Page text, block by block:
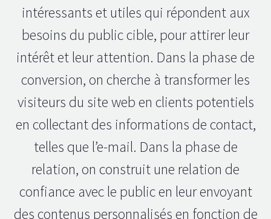
intéressants et utiles qui répondent aux
besoins du public cible, pour attirer leur
intérêt et leur attention. Dans la phase de
conversion, on cherche à transformer les
visiteurs du site web en clients potentiels
en collectant des informations de contact,
telles que l’e-mail. Dans la phase de
relation, on construit une relation de
confiance avec le public en leur envoyant
des contenus personnalisés en fonction de